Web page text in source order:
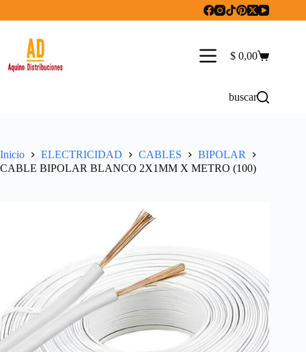
Carro
$ 0,00
buscar
Inicio ELECTRICIDAD CABLES
BIPOLAR
CABLE BIPOLAR BLANCO 2X1MM X METRO (100)